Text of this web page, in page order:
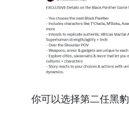
你可以选择第二任黑豹